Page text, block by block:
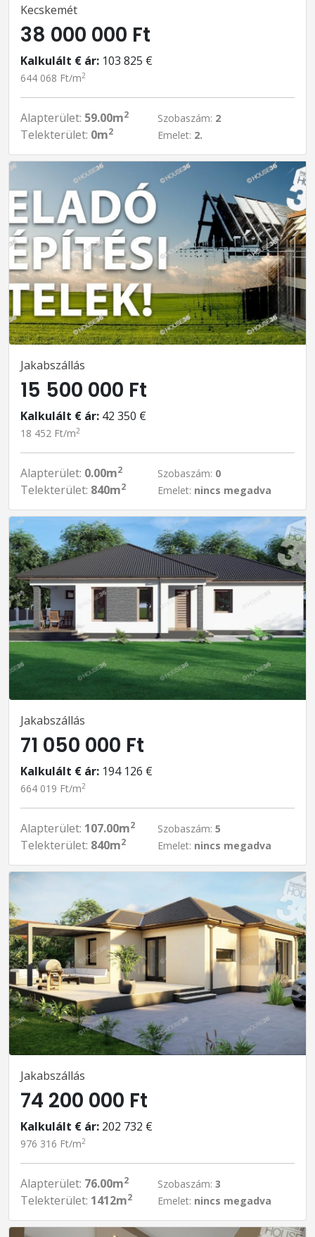
Kecskemét
38 000 000 Ft
Kalkulált € ár: 103 825 €
644 068 Ft/m2
Alapterület: 59.00m2
Telekterület: 0m2
Szobaszám: 2
Emelet: 2.
Jakabszállás
15 500 000 Ft
Kalkulált € ár: 42 350 €
18 452 Ft/m2
Alapterület: 0.00m2
Telekterület: 840m2
Szobaszám: 0
Emelet: nincs megadva
Jakabszállás
71 050 000 Ft
Kalkulált € ár: 194 126 €
664 019 Ft/m2
Alapterület: 107.00m2
Telekterület: 840m2
Szobaszám: 5
Emelet: nincs megadva
Jakabszállás
74 200 000 Ft
Kalkulált € ár: 202 732 €
976 316 Ft/m2
Alapterület: 76.00m2
Telekterület: 1412m2
Szobaszám: 3
Emelet: nincs megadva